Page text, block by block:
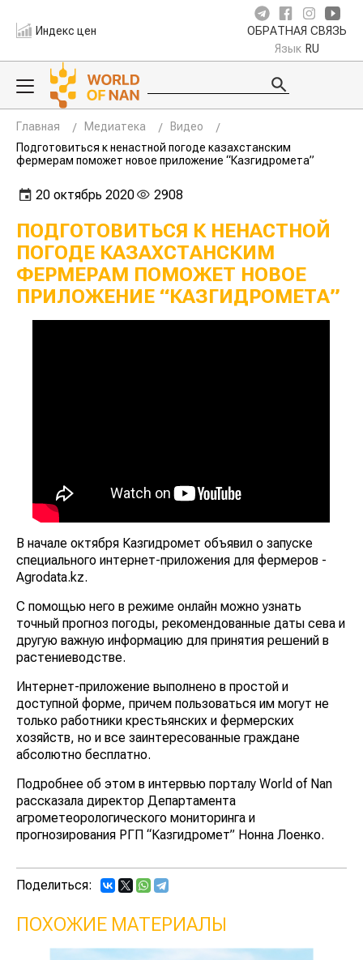
Индекс цен ОБРАТНАЯ СВЯЗЬ
Язык RU
Главная Медиатека
Видео
Подготовиться к ненастной погоде казахстанским
фермерам поможет новое приложение “Казгидромета”
20 октябрь 2020 2908
ПОДГОТОВИТЬСЯ К НЕНАСТНОЙ
ПОГОДЕ КАЗАХСТАНСКИМ
ФЕРМЕРАМ ПОМОЖЕТ НОВОЕ
ПРИЛОЖЕНИЕ “КАЗГИДРОМЕТА”
В начале октября Казгидромет объявил о запуске
специального интернет-приложения для фермеров -
Agrodata.kz.
С помощью него в режиме онлайн можно узнать
точный прогноз погоды, рекомендованные даты сева и
другую важную информацию для принятия решений в
растениеводстве.
Интернет-приложение выполнено в простой и
доступной форме, причем пользоваться им могут не
только работники крестьянских и фермерских
хозяйств, но и все заинтересованные граждане
абсолютно бесплатно.
Подробнее об этом в интервью порталу World of Nan
рассказала директор Департамента
агрометеорологического мониторинга и
прогнозирования РГП “Казгидромет” Нонна Лоенко.
Поделиться:
ПОХОЖИЕ МАТЕРИАЛЫ